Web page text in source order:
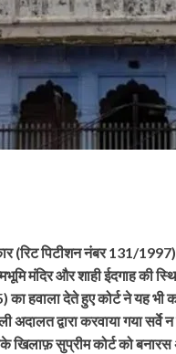
(रिट पिटीशन नंबर 131/1997)
मंदिर और शाही ईदगाह की
हवाला देते हुए कोर्ट ने यह
अदालत द्वारा करवाया गया
खिलाफ़ सुप्रीम कोर्ट को